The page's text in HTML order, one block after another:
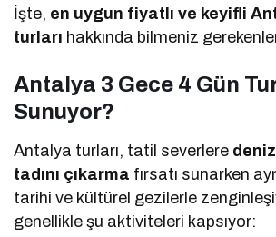
İşte, en uygun fiyatlı ve keyifli
turları hakkında bilmeniz
Antalya 3 Gece 4 Gün
Sunuyor?
Antalya turları, tatil severlere
tadını çıkarma fırsatı sunarken
tarihi ve kültürel gezilerle
genellikle şu aktiviteleri kapsıyor: